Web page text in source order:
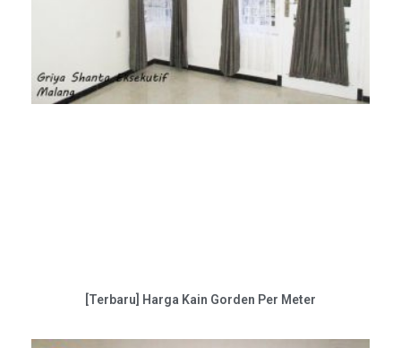
[Terbaru] Harga Kain Gorden Per Meter